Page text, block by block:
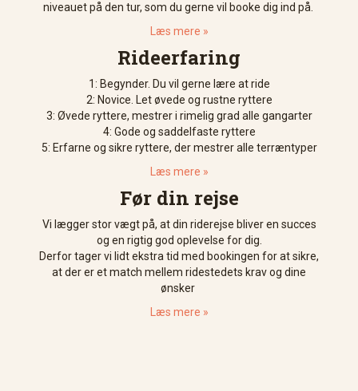
niveauet på den tur, som du gerne vil booke dig ind på.
Læs mere »
Rideerfaring
1: Begynder. Du vil gerne lære at ride
2: Novice. Let øvede og rustne ryttere
3: Øvede ryttere, mestrer i rimelig grad alle gangarter
4: Gode og saddelfaste ryttere
5: Erfarne og sikre ryttere, der mestrer alle terræntyper
Læs mere »
Før din rejse
Vi lægger stor vægt på, at din riderejse bliver en succes
og en rigtig god oplevelse for dig.
Derfor tager vi lidt ekstra tid med bookingen for at sikre,
at der er et match mellem ridestedets krav og dine
ønsker
Læs mere »